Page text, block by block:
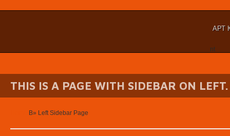
АРТ
nt
THIS IS A PAGE WITH SIDEBAR ON LEFT.
В» Left Sidebar Page